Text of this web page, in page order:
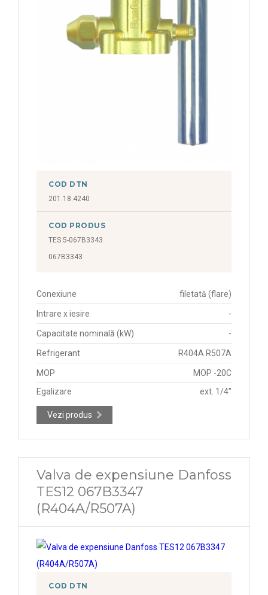
COD DTN
201.18.4240
COD PRODUS
TES 5-067B3343
067B3343
Conexiune filetată (flare)
Intrare x iesire -
Capacitate nominală (kW) -
Refrigerant R404A R507A
MOP
MOP -20C
Egalizare
ext. 1/4"
Vezi produs
Valva de expensiune Danfoss
TES12 067B3347
(R404A/R507A)
COD DTN